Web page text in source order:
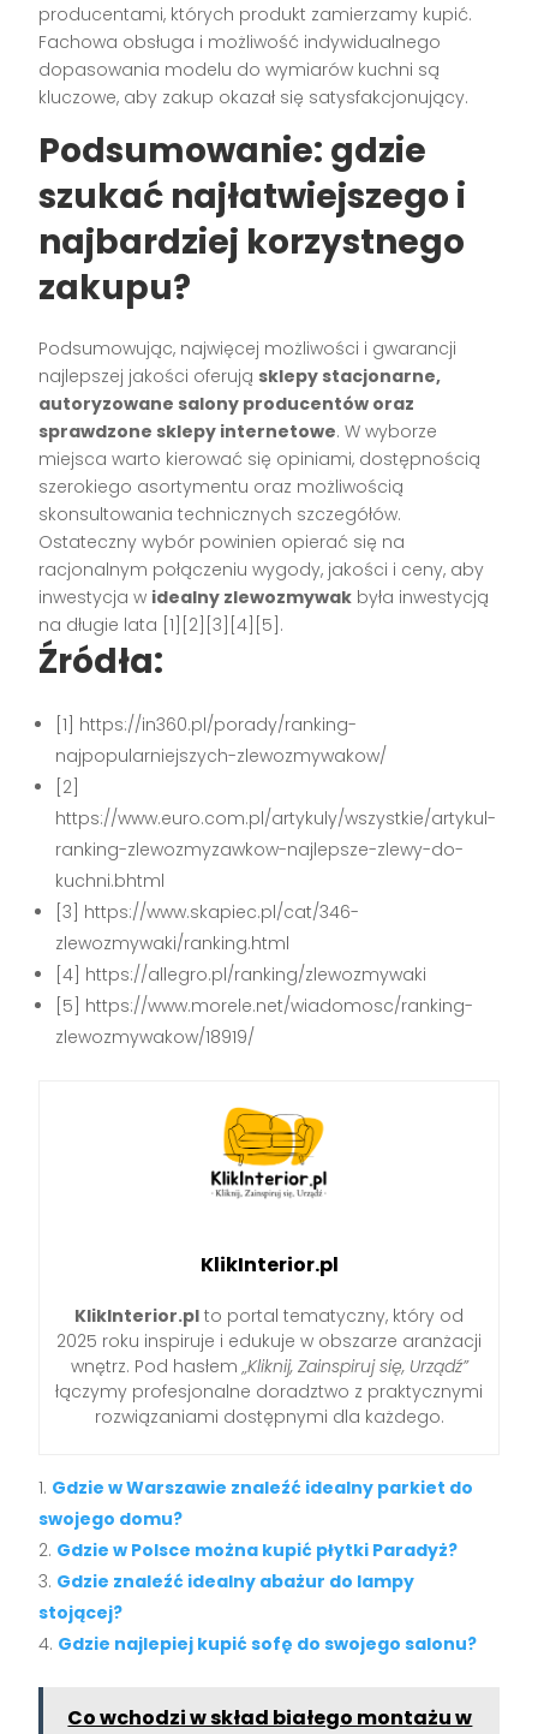
producentami, których produkt zamierzamy kupić.
Fachowa obsługa i możliwość indywidualnego
dopasowania modelu do wymiarów kuchni są
kluczowe, aby zakup okazał się satysfakcjonujący.
Podsumowanie: gdzie
szukać najłatwiejszego i
najbardziej korzystnego
zakupu?
Podsumowując, najwięcej możliwości i gwarancji
najlepszej jakości oferują sklepy stacjonarne,
autoryzowane salony producentów oraz
sprawdzone sklepy internetowe. W wyborze
miejsca warto kierować się opiniami, dostępnością
szerokiego asortymentu oraz możliwością
skonsultowania technicznych szczegółów.
Ostateczny wybór powinien opierać się na
racjonalnym połączeniu wygody, jakości i ceny, aby
inwestycja w idealny zlewozmywak była inwestycją
na długie lata [1][2][3][4][5].
Źródła:
[1] https://in360.pl/porady/ranking-
najpopularniejszych-zlewozmywakow/
[2]
https://www.euro.com.pl/artykuly/wszystkie/artykul-
ranking-zlewozmyzawkow-najlepsze-zlewy-do-
kuchni.bhtml
[3] https://www.skapiec.pl/cat/346-
zlewozmywaki/ranking.html
[4] https://allegro.pl/ranking/zlewozmywaki
[5] https://www.morele.net/wiadomosc/ranking-
zlewozmywakow/18919/
KlikInterior.pl
KlikInterior.pl to portal tematyczny, który od
2025 roku inspiruje i edukuje w obszarze aranżacji
wnętrz. Pod hasłem „Kliknij, Zainspiruj się, Urządź”
łączymy profesjonalne doradztwo z praktycznymi
rozwiązaniami dostępnymi dla każdego.
Gdzie w Warszawie znaleźć idealny parkiet do
swojego domu?
Gdzie w Polsce można kupić płytki Paradyż?
Gdzie znaleźć idealny abażur do lampy
stojącej?
Gdzie najlepiej kupić sofę do swojego salonu?
Co wchodzi w skład białego montażu w